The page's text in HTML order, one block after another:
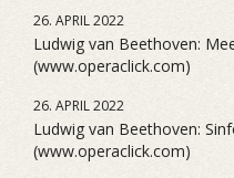
26. APRIL 2022
Ludwig van Beethoven:
(www.operaclick.com)
26. APRIL 2022
Ludwig van Beethoven:
(www.operaclick.com)